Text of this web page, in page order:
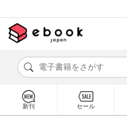
新刊 セール